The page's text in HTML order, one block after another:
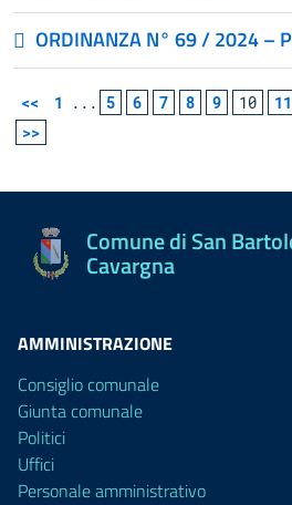
ORDINANZA N° 69 / 2024 –
<< 1 ... 5 6 7 8 9 10 11
>>
Comune di San
Cavargna
AMMINISTRAZIONE
Consiglio comunale
Giunta comunale
Politici
Uffici
Personale amministrativo